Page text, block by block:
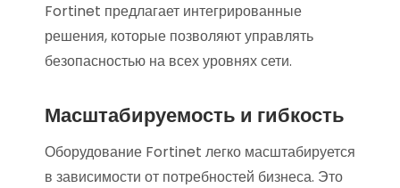
Fortinet предлагает интегрированные
решения, которые позволяют управлять
безопасностью на всех уровнях сети.
Масштабируемость и гибкость
Оборудование Fortinet легко масштабируется
в зависимости от потребностей бизнеса. Это